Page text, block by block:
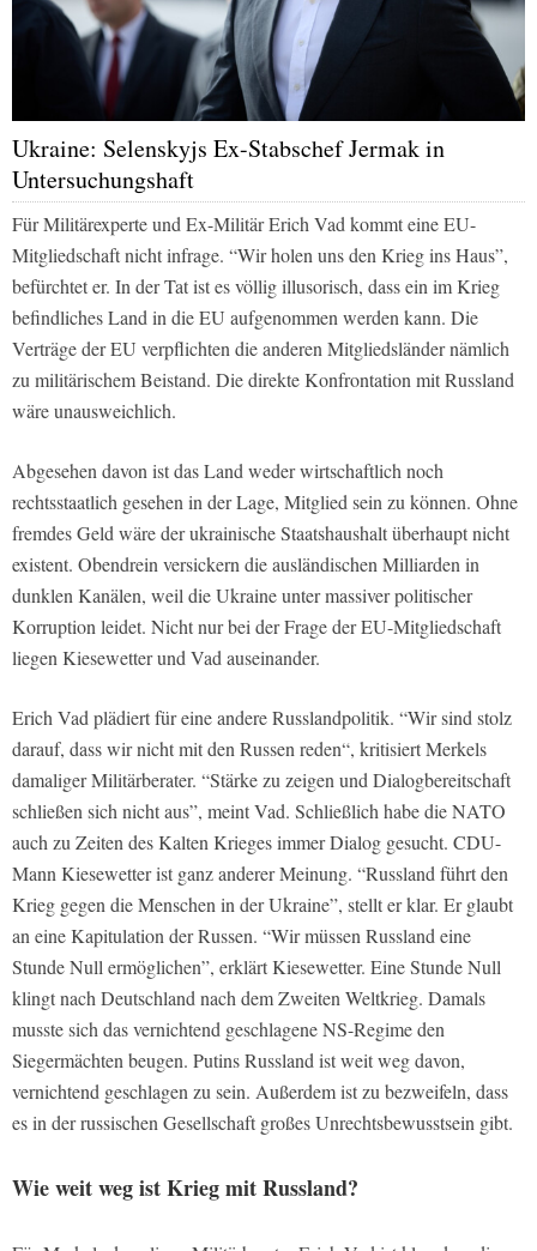
Ukraine: Selenskyjs Ex-Stabschef Jermak in
Untersuchungshaft
Für Militärexperte und Ex-Militär Erich Vad kommt eine EU-
Mitgliedschaft nicht infrage. “Wir holen uns den Krieg ins Haus”,
befürchtet er. In der Tat ist es völlig illusorisch, dass ein im Krieg
befindliches Land in die EU aufgenommen werden kann. Die
Verträge der EU verpflichten die anderen Mitgliedsländer nämlich
zu militärischem Beistand. Die direkte Konfrontation mit Russland
wäre unausweichlich.
Abgesehen davon ist das Land weder wirtschaftlich noch
rechtsstaatlich gesehen in der Lage, Mitglied sein zu können. Ohne
fremdes Geld wäre der ukrainische Staatshaushalt überhaupt nicht
existent. Obendrein versickern die ausländischen Milliarden in
dunklen Kanälen, weil die Ukraine unter massiver politischer
Korruption leidet. Nicht nur bei der Frage der EU-Mitgliedschaft
liegen Kiesewetter und Vad auseinander.
Erich Vad plädiert für eine andere Russlandpolitik. “Wir sind stolz
darauf, dass wir nicht mit den Russen reden“, kritisiert Merkels
damaliger Militärberater. “Stärke zu zeigen und Dialogbereitschaft
schließen sich nicht aus”, meint Vad. Schließlich habe die NATO
auch zu Zeiten des Kalten Krieges immer Dialog gesucht. CDU-
Mann Kiesewetter ist ganz anderer Meinung. “Russland führt den
Krieg gegen die Menschen in der Ukraine”, stellt er klar. Er glaubt
an eine Kapitulation der Russen. “Wir müssen Russland eine
Stunde Null ermöglichen”, erklärt Kiesewetter. Eine Stunde Null
klingt nach Deutschland nach dem Zweiten Weltkrieg. Damals
musste sich das vernichtend geschlagene NS-Regime den
Siegermächten beugen. Putins Russland ist weit weg davon,
vernichtend geschlagen zu sein. Außerdem ist zu bezweifeln, dass
es in der russischen Gesellschaft großes Unrechtsbewusstsein gibt.
Wie weit weg ist Krieg mit Russland?